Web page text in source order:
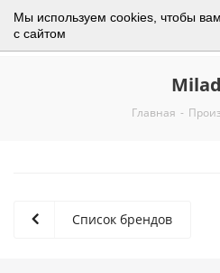
Мы используем cookies, чтобы
с сайтом
Главная -
Список брендов